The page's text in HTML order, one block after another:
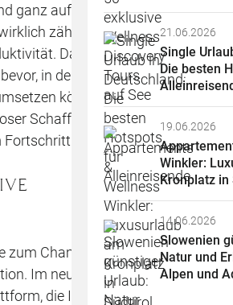
ganz auf das zu
zählt:
Damit steht
in dem Sie Ihre
können. Ein
Schaffenskraft
zum Champion der
Im neuen Jahr
die Ihren
21.06.2026
Single
Die besten
19.06.2026
Winkler:
Kronplatz in
14.06.2026
Slowenien
Natur und
Alpen und